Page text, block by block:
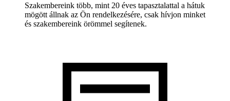
Szakembereink több, mint 20 éves tapasztalattal a hátuk
mögött állnak az Ön rendelkezésére, csak hívjon minket
és szakembereink örömmel segítenek.